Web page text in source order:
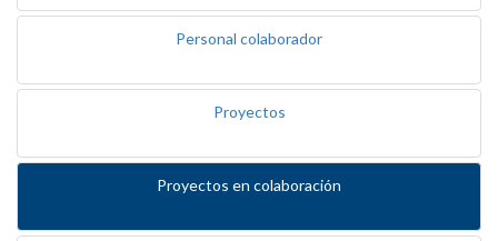
Personal colaborador
Proyectos
Proyectos en colaboración